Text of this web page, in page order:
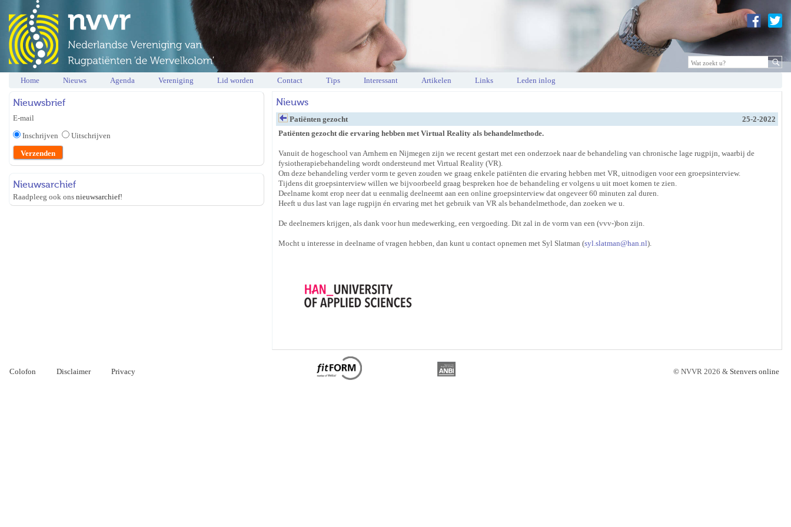
Home Nieuws Agenda Vereniging Lid worden Contact Tips Interessant Artikelen Links Leden inlog
Nieuws
Patiënten gezocht
25-2-2022
Patiënten gezocht die ervaring hebben met Virtual Reality als behandelmethode.
Vanuit de hogeschool van Arnhem en Nijmegen zijn we recent gestart met een onderzoek naar de behandeling van chronische lage rugpijn, waarbij de
fysiotherapiebehandeling wordt ondersteund met Virtual Reality (VR).
Om deze behandeling verder vorm te geven zouden we graag enkele patiënten die ervaring hebben met VR, uitnodigen voor een groepsinterview.
Tijdens dit groepsinterview willen we bijvoorbeeld graag bespreken hoe de behandeling er volgens u uit moet komen te zien.
Deelname komt erop neer dat u eenmalig deelneemt aan een online groepsinterview dat ongeveer 60 minuten zal duren.
Heeft u dus last van lage rugpijn én ervaring met het gebruik van VR als behandelmethode, dan zoeken we u.
De deelnemers krijgen, als dank voor hun medewerking, een vergoeding. Dit zal in de vorm van een (vvv-)bon zijn.
Mocht u interesse in deelname of vragen hebben, dan kunt u contact opnemen met Syl Slatman (syl.slatman@han.nl).
Nieuwsbrief
E-mail
Inschrijven
Uitschrijven
Nieuwsarchief
Raadpleeg ook ons nieuwsarchief!
© NVVR 2026 & Stenvers online
Colofon Disclaimer Privacy